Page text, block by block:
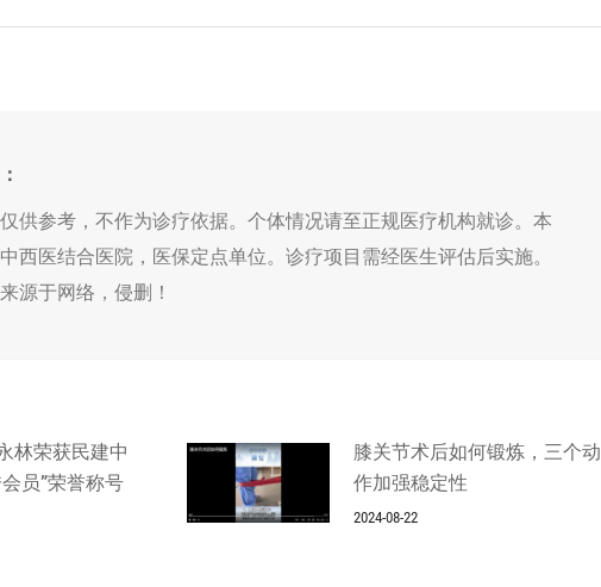
供参考，不作为诊疗依据。个体情况请至正规医疗机构就诊。本
西医结合医院，医保定点单位。诊疗项目需经医生评估后实施。
源于网络，侵删！
林荣获民建中
员”荣誉称号
膝关节术后如何锻炼，三个动
作加强稳定性
2024-08-22